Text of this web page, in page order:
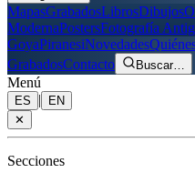
MapasGrabadosLibrosDibujos
ModernaPostersFotografía
GoyaPiranesiNovedades
GrabadosContacto Buscar…
Menú
ES |
EN
✕
Secciones